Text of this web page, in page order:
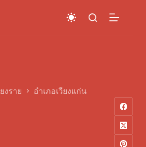
งราย อำเภอเวียงแก่น